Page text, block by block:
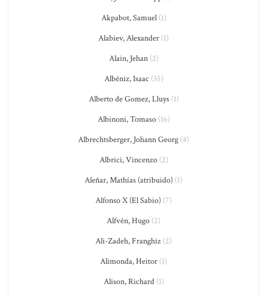
Akpabot, Samuel(1)
Alabiev, Alexander (1)
Alain, Jehan(2)
Albéniz, Isaac (35)
Alberto de Gomez, Lluys(1)
Albinoni, Tomaso(16)
Albrechtsberger, Johann Georg (4)
Albrici, Vincenzo(2)
Aleñar, Mathías (atribuido) (1)
Alfonso X (El Sabio) (7)
Alfvén, Hugo (2)
Ali-Zadeh, Franghiz (2)
Alimonda, Heitor (1)
Alison, Richard(1)